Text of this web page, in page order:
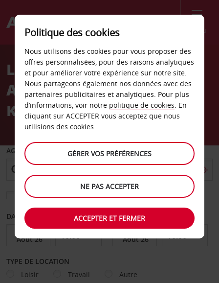
Menu
Welcome
AvisLocation de voiture
Aéroport international
King Shaka
AGENCE DE DÉPART
Sélectionnez une autre agence de retour
DATE DE DÉPART DATE DE RETOUR
TYPE DE LOCATION
Loisir
Travail Autre
Politique des cookies
Nous utilisons des cookies pour vous proposer des
offres personnalisées, pour des raisons analytiques
et pour améliorer votre expérience sur notre site.
Nous partageons également nos données avec des
partenaires publicitaires et analytiques. Pour plus
d’informations, voir notre politique de cookies. En
cliquant sur ACCEPTER vous acceptez que nous
utilisions des cookies.
GÉRER VOS PRÉFÉRENCES
NE PAS ACCEPTER
ACCEPTER ET FERMER